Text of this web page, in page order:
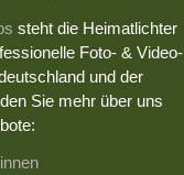
steht die Heimatlichter
Foto- & Video-
und der
Sie mehr über uns